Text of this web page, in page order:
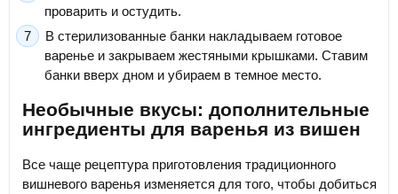
проварить и остудить.
В стерилизованные банки накладываем готовое
варенье и закрываем жестяными крышками. Ставим
банки вверх дном и убираем в темное место.
Необычные вкусы: дополнительные
ингредиенты для варенья из вишен
Все чаще рецептура приготовления традиционного
вишневого варенья изменяется для того, чтобы добиться